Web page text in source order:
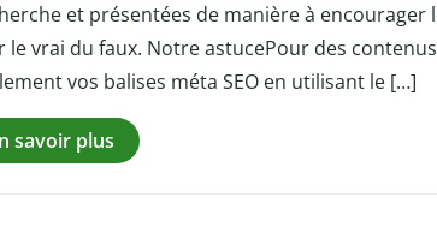
et présentées de manière à encourager
vrai du faux. Notre astucePour des contenus
vos balises méta SEO en utilisant le […]
savoir plus